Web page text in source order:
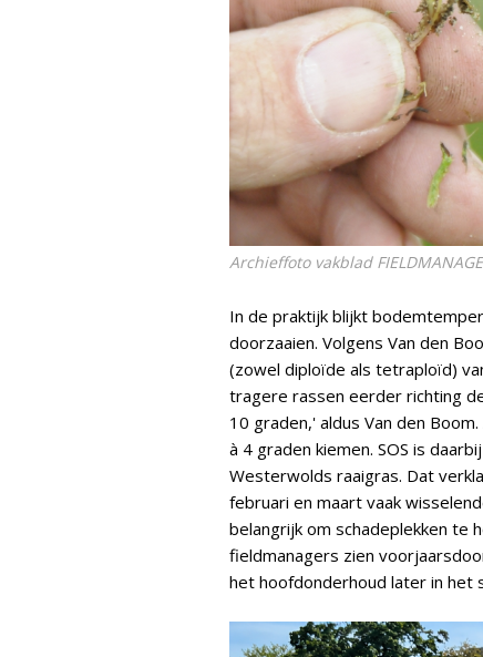
Archieffoto vakblad
In de praktijk blijkt
doorzaaien. Volgens Van den
(zowel diploïde als tetraploïd)
tragere rassen eerder richting
10 graden,' aldus Van den
à 4 graden kiemen. SOS is
Westerwolds raaigras. Dat
februari en maart vaak
belangrijk om schadeplekken te
fieldmanagers zien
het hoofdonderhoud later in het